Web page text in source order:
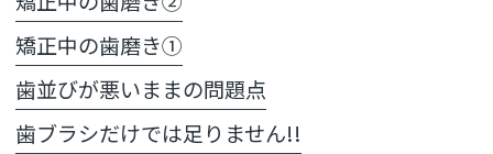
矯正中の歯磨き①
歯並びが悪いままの問題点
歯ブラシだけでは足りません!!